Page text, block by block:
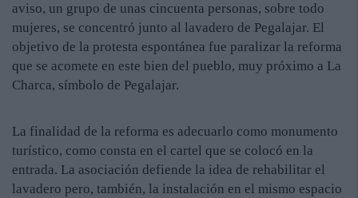
aviso, un grupo de unas cincuenta personas, sobre todo
mujeres, se concentró junto al lavadero de Pegalajar. El
objetivo de la protesta espontánea fue paralizar la reforma
que se acomete en este bien del pueblo, muy próximo a La
Charca, símbolo de Pegalajar.
La finalidad de la reforma es adecuarlo como monumento
turístico, como consta en el cartel que se colocó en la
entrada. La asociación defiende la idea de rehabilitar el
lavadero pero, también, la instalación en el mismo espacio